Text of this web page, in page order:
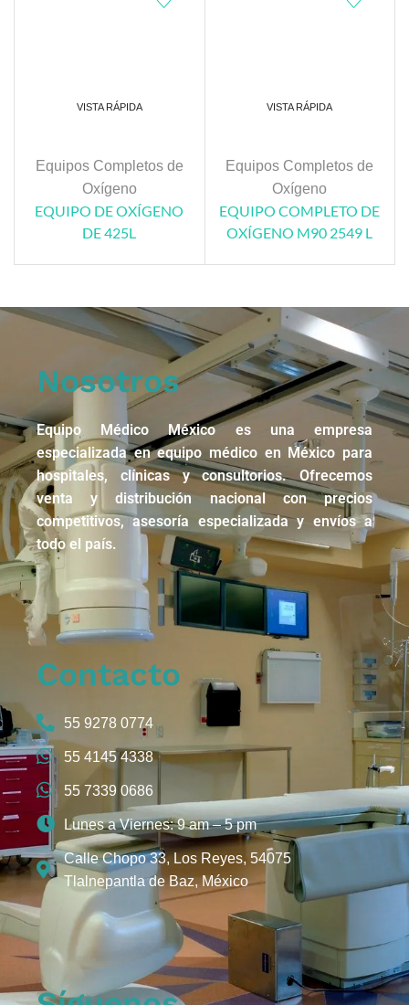
VISTA RÁPIDA
Equipos Completos de
Oxígeno
EQUIPO DE OXÍGENO
DE 425L
VISTA RÁPIDA
Equipos Completos de
Oxígeno
EQUIPO COMPLETO DE
OXÍGENO M90 2549 L
Nosotros
Equipo Médico México es una empresa
especializada en equipo médico en México para
hospitales, clínicas y consultorios. Ofrecemos
venta y distribución nacional con precios
competitivos, asesoría especializada y envíos a
todo el país.
Contacto
55 9278 0774
55 4145 4338
55 7339 0686
Lunes a Viernes: 9 am – 5 pm
Calle Chopo 33, Los Reyes, 54075
Tlalnepantla de Baz, México